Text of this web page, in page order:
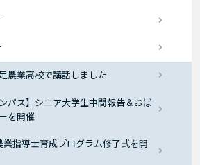
農業高校で講話しました
パス】シニア大学生中間報告＆おば
を開催
指導士育成プログラム修了式を開